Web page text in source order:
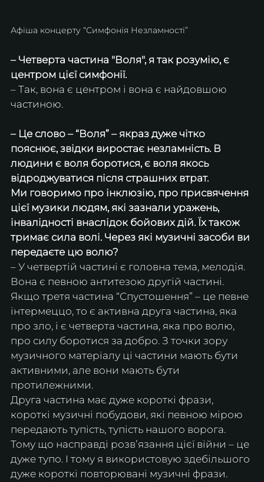
Афіша концерту “Симфонія Незламності”
– Четверта частина "Воля", я так розумію, є
центром цієї симфонії.
– Так, вона є центром і вона є найдовшою
частиною.
– Це слово – “Воля” – якраз дуже чітко
пояснює, звідки виростає незламність. В
людини є воля боротися, є воля якось
відроджуватися після страшних втрат.
Ми говоримо про інклюзію, про присвячення
цієї музики людям, які зазнали уражень,
інвалідності внаслідок бойових дій. Їх також
тримає сила волі. Через які музичні засоби ви
передаєте цю волю?
– У четвертій частині є головна тема, мелодія.
Вона є певною антитезою другій частині.
Якщо третя частина “Спустошення” – це певне
інтермеццо, то є активна друга частина, яка
про зло, і є четверта частина, яка про волю,
про силу боротися за добро. З точки зору
музичного матеріалу ці частини мають бути
активними, але вони мають бути
протилежними.
Друга частина має дуже короткі фрази,
короткі музичні побудови, які певною мірою
передають тупість, тупість нашого ворога.
Тому що насправді розвʼязання цієї війни – це
дуже тупо. І тому я використовую здебільшого
дуже короткі повторювані музичні фрази.